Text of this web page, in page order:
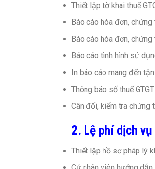
Thiết lập tờ khai thuế
Báo cáo hóa đơn,
Báo cáo hóa đơn, chứng
Báo cáo tình hình sử
In báo cáo mang đến
Thông báo số thuế
Cân đối, kiểm tra chứng
2. Lệ phí dịch
Thiết lập hồ sơ pháp lý